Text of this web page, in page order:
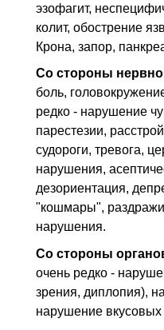
эзофагит,
колит, обострение
Крона, запор,
Со стороны
боль,
редко - нарушение
парестезии,
судороги, тревога,
нарушения,
дезориентация,
"кошмары",
нарушения.
Со стороны
очень редко -
зрения, диплопия),
нарушение